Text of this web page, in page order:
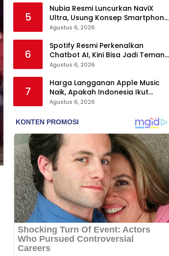
5
Nubia Resmi Luncurkan NaviX
Ultra, Usung Konsep Smartphone
AI Agent
Agustus 6, 2026
6
Spotify Resmi Perkenalkan
Chatbot AI, Kini Bisa Jadi Teman
Ngobrol Seputar Musik
Agustus 6, 2026
7
Harga Langganan Apple Music
Naik, Apakah Indonesia Ikut
Terdampak?
Agustus 6, 2026